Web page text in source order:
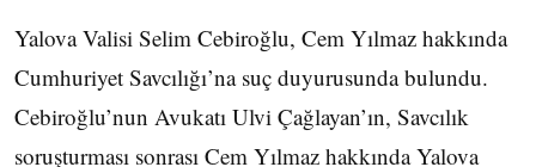
Yalova Valisi Selim Cebiroğlu, Cem Yılmaz hakkında
Cumhuriyet Savcılığı’na suç duyurusunda bulundu.
Cebiroğlu’nun Avukatı Ulvi Çağlayan’ın, Savcılık
soruşturması sonrası Cem Yılmaz hakkında Yalova